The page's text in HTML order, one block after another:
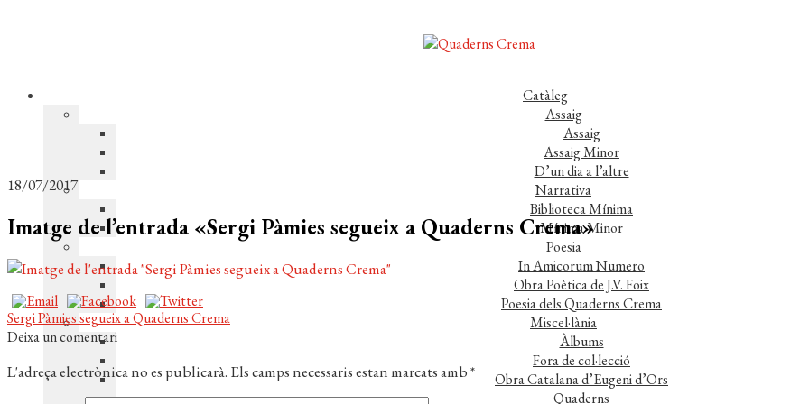
Catàleg
Assaig
Assaig
Assaig Minor
D’un dia a l’altre
Narrativa
Biblioteca Mínima
Mínima Minor
Poesia
In Amicorum Numero
Obra Poètica de J.V. Foix
Poesia dels Quaderns Crema
Miscel·lània
Àlbums
Fora de col·lecció
Obra Catalana d’Eugeni d’Ors
Quaderns
18/07/2017
Imatge de l’entrada «Sergi Pàmies segueix a Quaderns Crema»
Navegació
d'entrades
Entrada
anterior:
Sergi Pàmies segueix a Quaderns Crema
Deixa un comentari
L'adreça electrònica no es publicarà. Els camps necessaris estan marcats amb*